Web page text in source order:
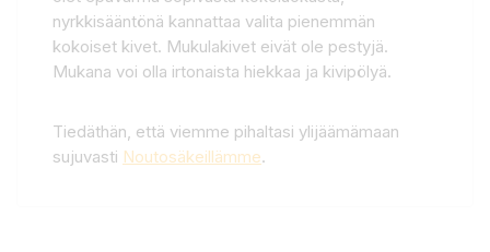
nyrkkisääntönä kannattaa valita pienemmän
kokoiset kivet. Mukulakivet eivät ole pestyjä.
Mukana voi olla irtonaista hiekkaa ja kivipölyä.
Tiedäthän, että viemme pihaltasi ylijäämämaan
sujuvasti Noutosäkeillämme.